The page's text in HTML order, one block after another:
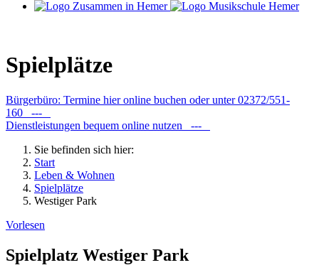
Spielplätze
Bürgerbüro: Termine hier online buchen oder unter 02372/551-
160 ---
Dienstleistungen bequem online nutzen ---
Sie befinden sich hier:
Start
Leben & Wohnen
Spielplätze
Westiger Park
Vorlesen
Spielplatz Westiger Park